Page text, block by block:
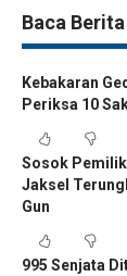
Baca
Kebakaran
Periksa 10
Sosok
Jaksel
Gun
995 Senjata